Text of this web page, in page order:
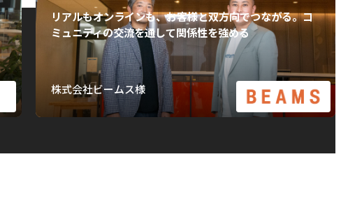
リアルもオンラインも、お客様と双方向でつながる。コ
ミュニティの交流を通して関係性を強める
株式会社ビームス様